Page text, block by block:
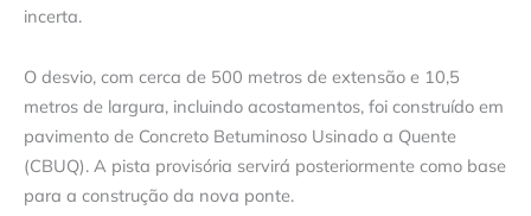
incerta.
O desvio, com cerca de 500 metros de extensão e 10,5
metros de largura, incluindo acostamentos, foi construído em
pavimento de Concreto Betuminoso Usinado a Quente
(CBUQ). A pista provisória servirá posteriormente como base
para a construção da nova ponte.